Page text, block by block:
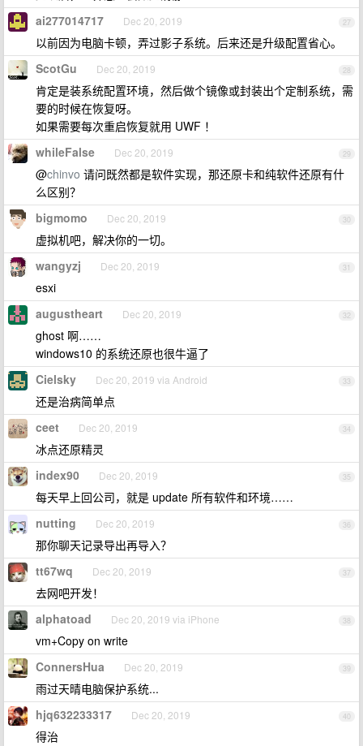
27
ai277014717 Dec 20, 2019
以前因为电脑卡顿，弄过影子系统。后来还是升级配置省心。
28
ScotGu Dec 20, 2019
肯定是装系统配置环境，然后做个镜像或封装出个定制系统，需
要的时候在恢复呀。
如果需要每次重启恢复就用 UWF ！
29
whileFalse Dec 20, 2019
@chinvo 请问既然都是软件实现，那还原卡和纯软件还原有什
么区别？
30
bigmomo Dec 20, 2019
虚拟机吧，解决你的一切。
31
wangyzj Dec 20, 2019
esxi
32
augustheart Dec 20, 2019
ghost 啊……
windows10 的系统还原也很牛逼了
33
Cielsky Dec 20, 2019 via Android
还是治病简单点
34
ceet Dec 20, 2019
冰点还原精灵
35
index90 Dec 20, 2019
每天早上回公司，就是 update 所有软件和环境……
36
nutting Dec 20, 2019
那你聊天记录导出再导入？
37
tt67wq Dec 20, 2019
去网吧开发！
38
alphatoad Dec 20, 2019 via iPhone
vm+Copy on write
39
ConnersHua Dec 20, 2019
雨过天晴电脑保护系统...
40
hjq632233317 Dec 20, 2019
得治